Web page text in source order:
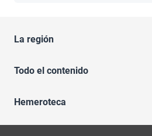
La región
Todo el contenido
Hemeroteca